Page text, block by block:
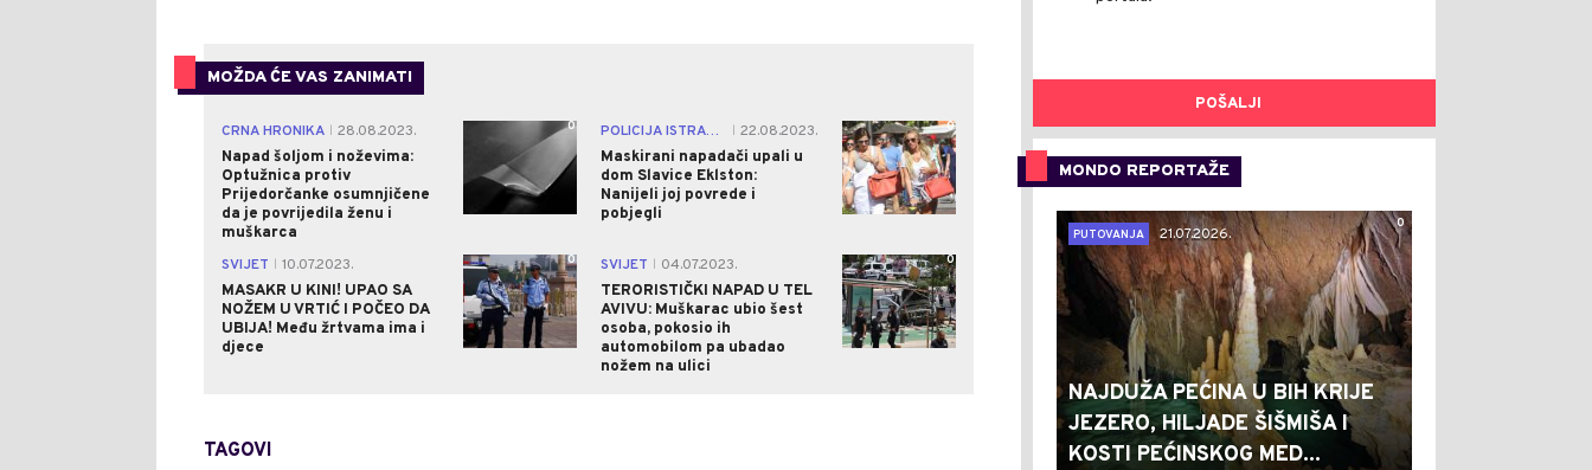
MOŽDA ĆE VAS ZANIMATI
CRNA HRONIKA
28.08.2023.
Napad šoljom i noževima:
Optužnica protiv
Prijedorčanke osumnjičene
da je povrijedila ženu i
muškarca
0 POLICIJA ISTRAŽUJE
22.08.2023.
Maskirani napadači upali u
dom Slavice Eklston:
Nanijeli joj povrede i
pobjegli
0
SVIJET
10.07.2023.
MASAKR U KINI! UPAO SA
NOŽEM U VRTIĆ I POČEO DA
UBIJA! Među žrtvama ima i
djece
0 SVIJET
04.07.2023.
TERORISTIČKI NAPAD U TEL
AVIVU: Muškarac ubio šest
osoba, pokosio ih
automobilom pa ubadao
nožem na ulici
0
TAGOVI
POŠALJI
MONDO REPORTAŽE
0
PUTOVANJA
21.07.2026.
NAJDUŽA PEĆINA U BIH KRIJE
JEZERO, HILJADE ŠIŠMIŠA I
KOSTI PEĆINSKOG MED...